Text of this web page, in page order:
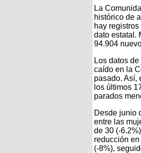
La
histórico de
hay
dato estatal.
94.904
Los datos
caído en la
pasado. Así,
los últimos
parados
Desde junio
entre las
de 30 (-
reducción
(-8%),